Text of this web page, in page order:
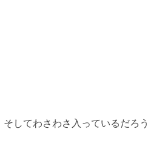
してわさわさ入っているだろう